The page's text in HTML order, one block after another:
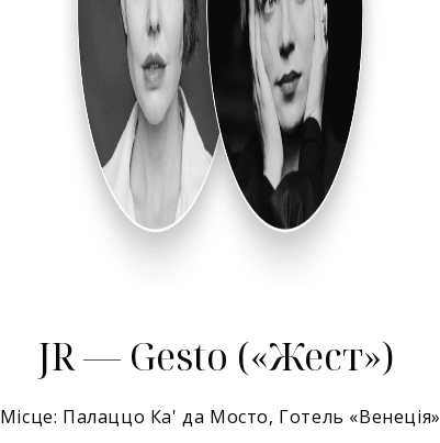
JR — Gesto («Жест»)
Місце: Палаццо Ка' да Мосто, Готель «Венеція»